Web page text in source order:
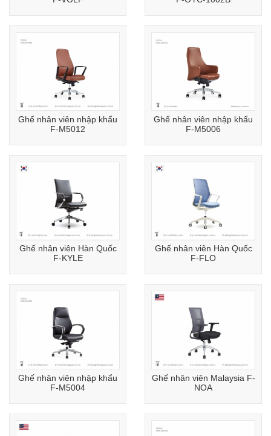
Ghế nhân viên nhập khẩu
F-M5012
Ghế nhân viên nhập khẩu
F-M5006
Ghế nhân viên Hàn Quốc
F-KYLE
Ghế nhân viên Hàn Quốc
F-FLO
Ghế nhân viên nhập khẩu
F-M5004
Ghế nhân viên Malaysia F-
NOA